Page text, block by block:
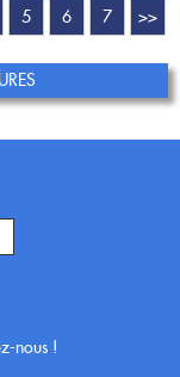
5 6 7 >>
nous !